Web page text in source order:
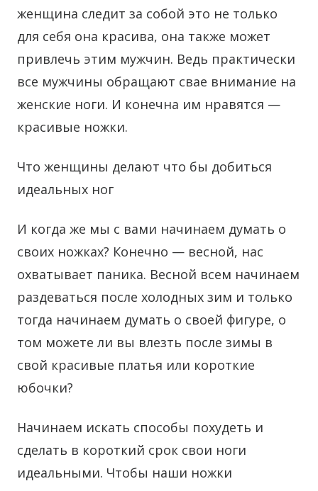
женщина следит за собой это не только
для себя она красива, она также может
привлечь этим мужчин. Ведь практически
все мужчины обращают свае внимание на
женские ноги. И конечна им нравятся —
красивые ножки.
Что женщины делают что бы добиться
идеальных ног
И когда же мы с вами начинаем думать о
своих ножках? Конечно — весной, нас
охватывает паника. Весной всем начинаем
раздеваться после холодных зим и только
тогда начинаем думать о своей фигуре, о
том можете ли вы влезть после зимы в
свой красивые платья или короткие
юбочки?
Начинаем искать способы похудеть и
сделать в короткий срок свои ноги
идеальными. Чтобы наши ножки